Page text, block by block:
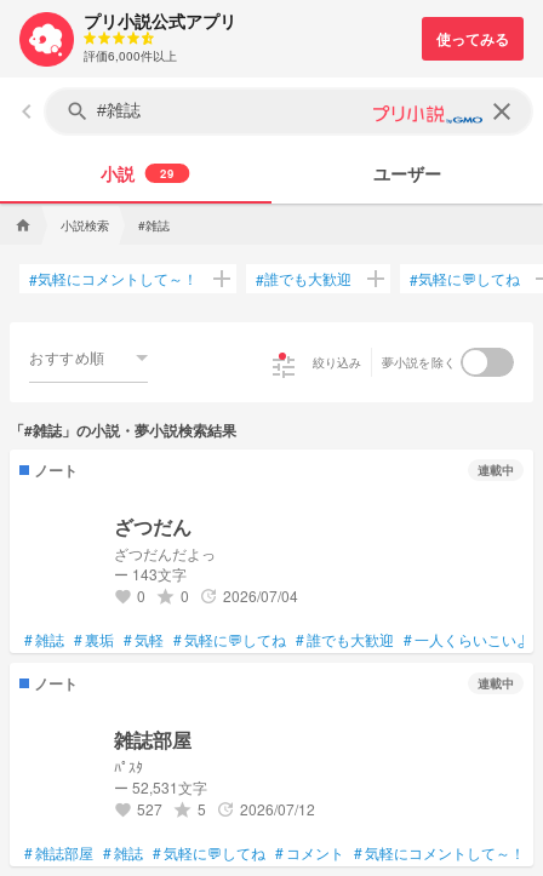
プリ小説公式アプリ
評価6,000件以上
keyboard_arrow_left search clear
小説 29 ユーザー
home 小説検索 #雑誌
#気軽にコメントして～！ add #誰でも大歓迎 add #気軽に💬してね
おすすめ順 tune 絞り込み 夢小説を除く
「#雑誌」の小説・夢小説検索結果
ノート
連載中
ざつだん
ざつだんだよっ
ー 143文字
favorite 0 grade 0 update 2026/07/04
#雑誌 #裏垢 #気軽 #気軽に💬してね #誰でも大歓迎 #一人くらいこいよ
ノート 連載中
雑誌部屋
ﾊﾟｽﾀ
ー 52,531文字
favorite 527 grade 5 update 2026/07/12
#雑誌部屋 #雑誌 #気軽に💬してね # コメント #気軽にコメントして～！